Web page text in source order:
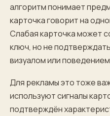
алгоритм понимает
карточка говорит на
Слабая карточка может
ключ, но не
визуалом или
Для рекламы это тоже
используют сигналы
подтверждён